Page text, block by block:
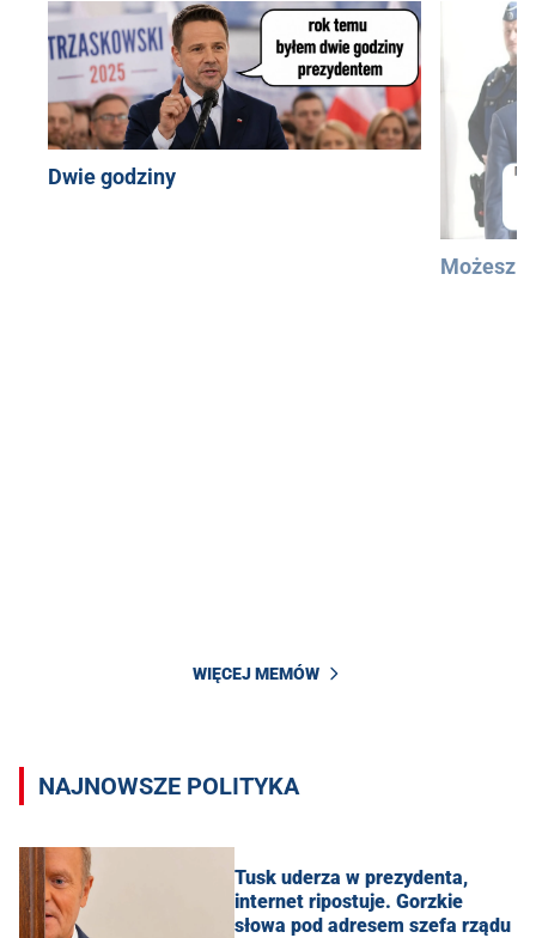
Dwie godziny
Możesz
WIĘCEJ MEMÓW
NAJNOWSZE POLITYKA
Tusk uderza w prezydenta,
internet ripostuje. Gorzkie
słowa pod adresem szefa rządu